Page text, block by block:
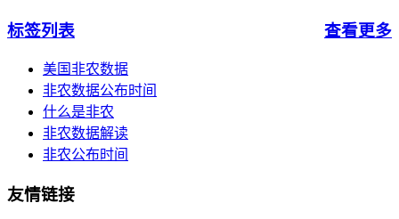
标签列表 查看更多
美国非农数据
非农数据公布时间
什么是非农
非农数据解读
非农公布时间
友情链接